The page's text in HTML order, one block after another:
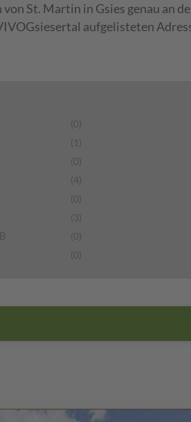
St. Martin in Gsies genau an
aufgelisteten
(0)
(1)
(0)
(4)
(0)
(3)
(0)
(0)